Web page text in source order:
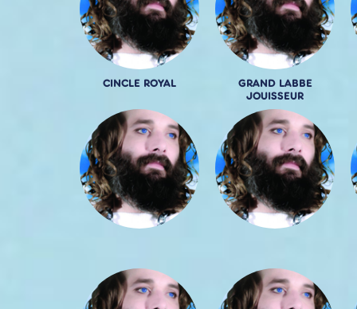
CINCLE ROYAL
GRAND LABBE
JOUISSEUR